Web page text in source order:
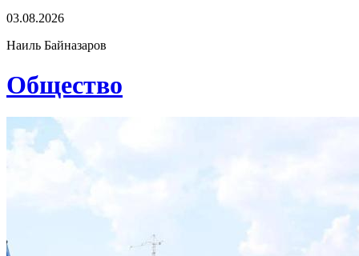
03.08.2026
Наиль Байназаров
Общество